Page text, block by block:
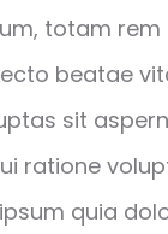
totam rem
beatae
sit
ratione
quia